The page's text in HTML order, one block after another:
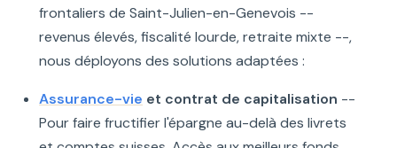
frontaliers de Saint-Julien-en-Genevois --
revenus élevés, fiscalité lourde, retraite mixte --,
nous déployons des solutions adaptées :
Assurance-vie et contrat de capitalisation --
Pour faire fructifier l'épargne au-delà des livrets